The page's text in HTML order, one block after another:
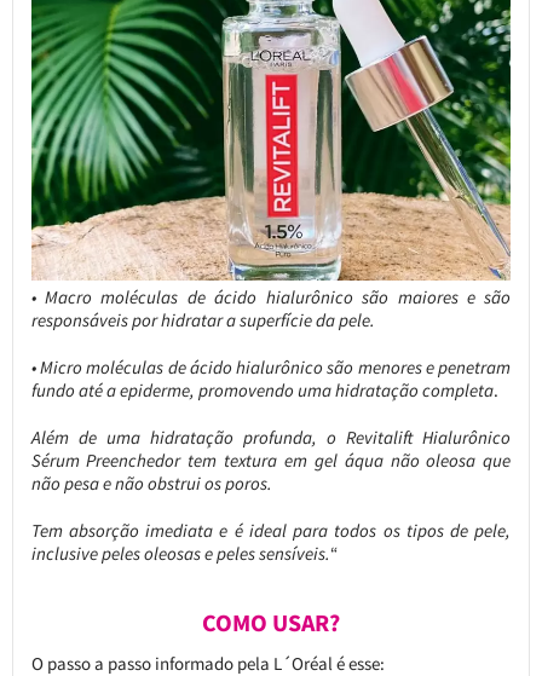
• Macro moléculas de ácido hialurônico são maiores e são
responsáveis por hidratar a superfície da pele.
• Micro moléculas de ácido hialurônico são menores e penetram
fundo até a epiderme, promovendo uma hidratação completa.
Além de uma hidratação profunda, o Revitalift Hialurônico
Sérum Preenchedor tem textura em gel áqua não oleosa que
não pesa e não obstrui os poros.
Tem absorção imediata e é ideal para todos os tipos de pele,
inclusive peles oleosas e peles sensíveis.“
COMO USAR?
O passo a passo informado pela L´Oréal é esse: